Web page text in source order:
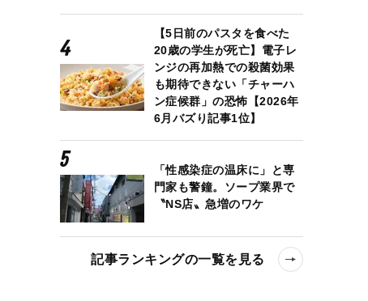
【5日前のパスタを食べた
20歳の学生が死亡】電子レ
ンジの再加熱での殺菌効果
も期待できない「チャーハ
ン症候群」の恐怖【2026年
6月バズり記事1位】
「性感染症の温床に」と専
門家も警鐘。ソープ業界で
〝NS店〟急増のワケ
記事ランキングの一覧を見る